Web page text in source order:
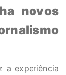
novos
a experiência